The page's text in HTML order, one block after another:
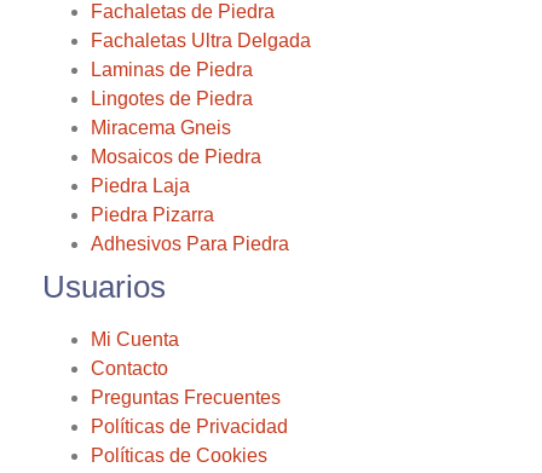
Fachaletas de Piedra
Fachaletas Ultra Delgada
Laminas de Piedra
Lingotes de Piedra
Miracema Gneis
Mosaicos de Piedra
Piedra Laja
Piedra Pizarra
Adhesivos Para Piedra
Usuarios
Mi Cuenta
Contacto
Preguntas Frecuentes
Políticas de Privacidad
Políticas de Cookies